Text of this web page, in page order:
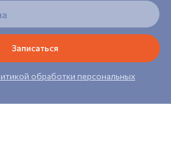
обработки персональных